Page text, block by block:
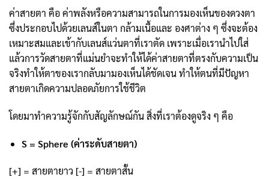
ค่าสายตา คือ ค่าพลังหรือความสามารถในการมองเห็นของดวงตา
ซึ่งประกอบไปด้วยเลนส์ในตา กล้ามเนื้อและ องศาต่าง ๆ ซึ่งจะต้อง
เหมาะสมและเข้ากับเลนส์แว่นตาที่เราตัด เพราะเมื่อเรานำไปใส่
แล้วการวัดสายตาที่แม่นยำจะทำให้ได้ค่าสายตาที่ตรงกับความเป็น
จริงทำให้ตาของเรากลับมามองเห็นได้ชัดเจน ทำให้ตนที่มีปัญหา
สายตาเกิดความปลอดภัยการใช้ชีวิต
โดยมาทำความรู้จักกับสัญลักษณ์กัน สิ่งที่เราต้องดูจริง ๆ คือ
S = Sphere (ค่าระดับสายตา)
[+] = สายตายาว [-] = สายตาสั้น